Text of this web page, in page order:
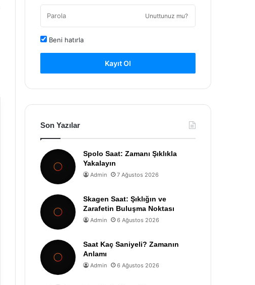
Unuttunuz mu?
Beni hatırla
Kayıt Ol
Son Yazılar
Spolo Saat: Zamanı Şıklıkla
Yakalayın
Admin 7 Ağustos 2026
Skagen Saat: Şıklığın ve
Zarafetin Buluşma Noktası
Admin 6 Ağustos 2026
Saat Kaç Saniyeli? Zamanın
Anlamı
Admin 6 Ağustos 2026